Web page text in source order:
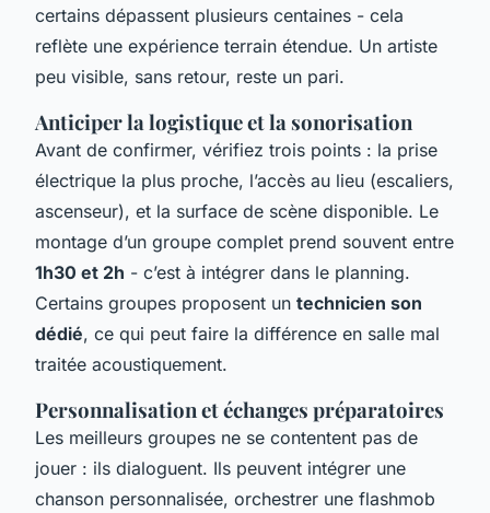
certains dépassent plusieurs centaines - cela
reflète une expérience terrain étendue. Un artiste
peu visible, sans retour, reste un pari.
Anticiper la logistique et la sonorisation
Avant de confirmer, vérifiez trois points : la prise
électrique la plus proche, l’accès au lieu (escaliers,
ascenseur), et la surface de scène disponible. Le
montage d’un groupe complet prend souvent entre
1h30 et 2h - c’est à intégrer dans le planning.
Certains groupes proposent un technicien son
dédié, ce qui peut faire la différence en salle mal
traitée acoustiquement.
Personnalisation et échanges préparatoires
Les meilleurs groupes ne se contentent pas de
jouer : ils dialoguent. Ils peuvent intégrer une
chanson personnalisée, orchestrer une flashmob